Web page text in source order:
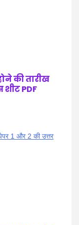
की तारीख
शीट PDF